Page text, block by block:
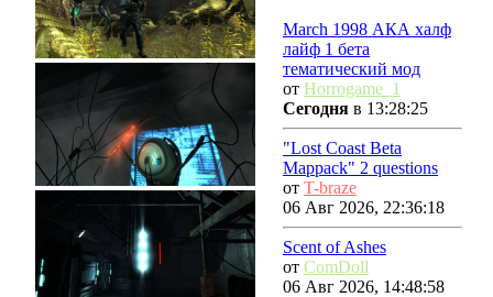
March 1998 АКА халф
лайф 1 бета
тематический мод
от Horrogame_1
Сегодня в 13:28:25
"Lost Coast Beta
Mappack" 2 questions
от T-braze
06 Авг 2026, 22:36:18
Scent of Ashes
от ComDoll
06 Авг 2026, 14:48:58